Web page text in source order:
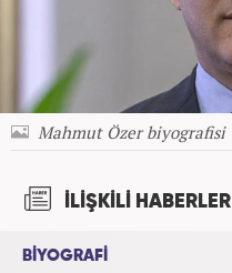
Mahmut Özer biyografisi
İLİŞKİLİ HABERLER
BİYOGRAFİ